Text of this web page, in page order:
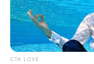
CTA LOVE